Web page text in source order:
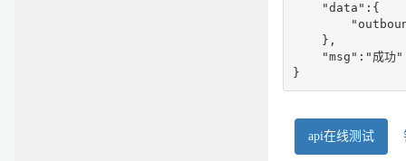
    "data":{
    },
    "msg":"成功"
}
api在线测试